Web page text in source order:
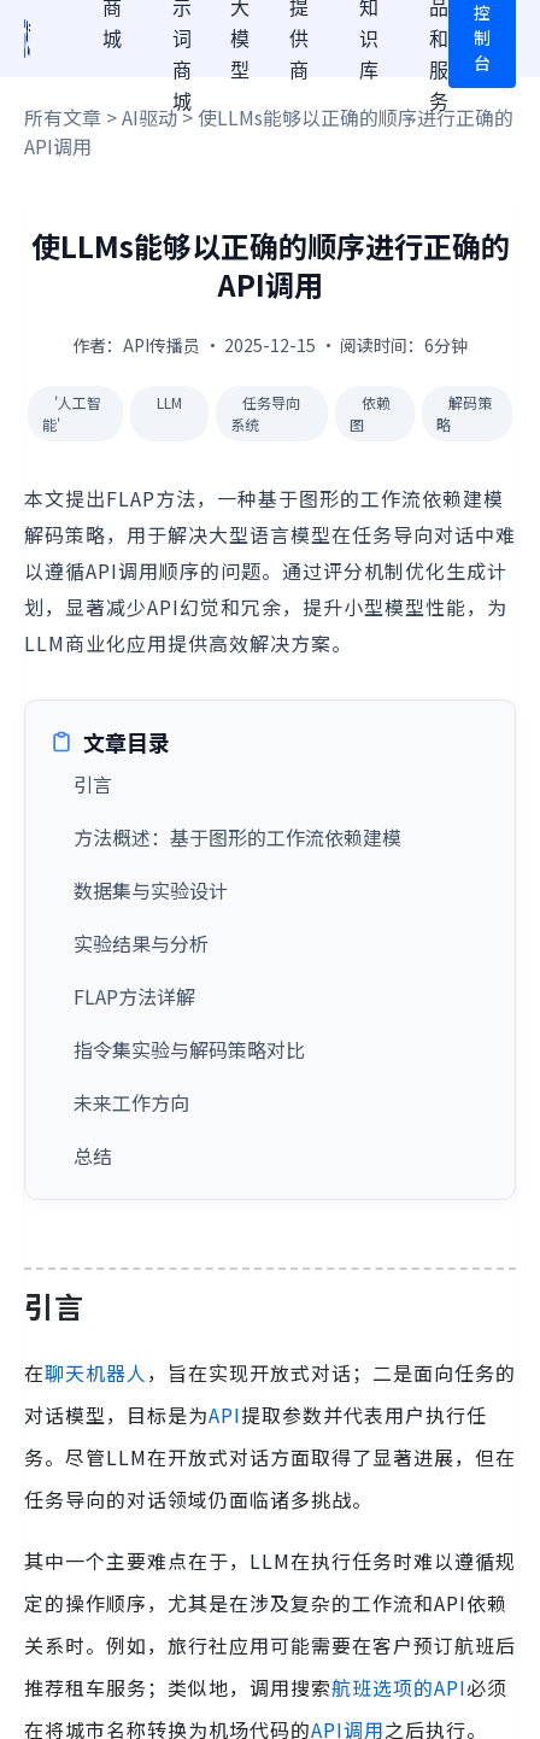
商
城
示
词
商
城
大
模
型
提
供
商
知
识
库
品
和
服
务
控
制
台
所有文章 >AI驱动> 使LLMs能够以正确的顺序进行正确的
API调用
使LLMs能够以正确的顺序进行正确的
API调用
作者：API传播员 · 2025-12-15 · 阅读时间：6分钟
'人工智
能'
LLM
任务导向
系统
依赖
图
解码策
略
本文提出FLAP方法，一种基于图形的工作流依赖建模
解码策略，用于解决大型语言模型在任务导向对话中难
以遵循API调用顺序的问题。通过评分机制优化生成计
划，显著减少API幻觉和冗余，提升小型模型性能，为
LLM商业化应用提供高效解决方案。
文章目录
引言
方法概述：基于图形的工作流依赖建模
数据集与实验设计
实验结果与分析
FLAP方法详解
指令集实验与解码策略对比
未来工作方向
总结
引言
在聊天机器人，旨在实现开放式对话；二是面向任务的
对话模型，目标是为API提取参数并代表用户执行任
务。尽管LLM在开放式对话方面取得了显著进展，但在
任务导向的对话领域仍面临诸多挑战。
其中一个主要难点在于，LLM在执行任务时难以遵循规
定的操作顺序，尤其是在涉及复杂的工作流和API依赖
关系时。例如，旅行社应用可能需要在客户预订航班后
推荐租车服务；类似地，调用搜索航班选项的API必须
在将城市名称转换为机场代码的API调用之后执行。